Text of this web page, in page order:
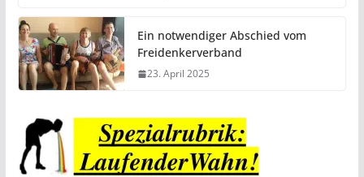
Ein notwendiger Abschied vom
Freidenkerverband
23. April 2025